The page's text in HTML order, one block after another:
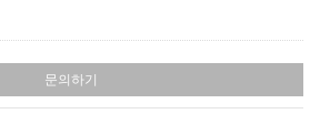
문의하기